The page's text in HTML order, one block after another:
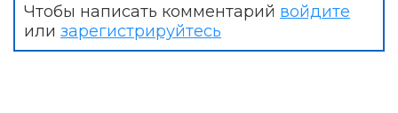
Чтобы написать комментарий войдите
или зарегистрируйтесь